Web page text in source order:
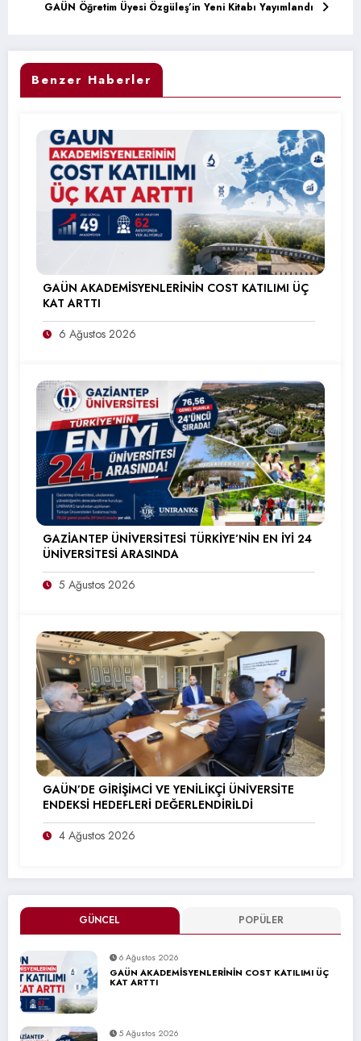
GÜNCEL POPÜLER
6 Ağustos 2026
GAÜN AKADEMİSYENLERİNİN COST KATILIMI ÜÇ
KAT ARTTI
5 Ağustos 2026
GAÜN Öğretim Üyesi Özgüleş’in Yeni Kitabı Yayımlandı
Benzer Haberler
GAÜN AKADEMİSYENLERİNİN COST KATILIMI ÜÇ
KAT ARTTI
6 Ağustos 2026
GAZİANTEP ÜNİVERSİTESİ TÜRKİYE’NİN EN İYİ 24
ÜNİVERSİTESİ ARASINDA
5 Ağustos 2026
GAÜN’DE GİRİŞİMCİ VE YENİLİKÇİ ÜNİVERSİTE
ENDEKSİ HEDEFLERİ DEĞERLENDİRİLDİ
4 Ağustos 2026